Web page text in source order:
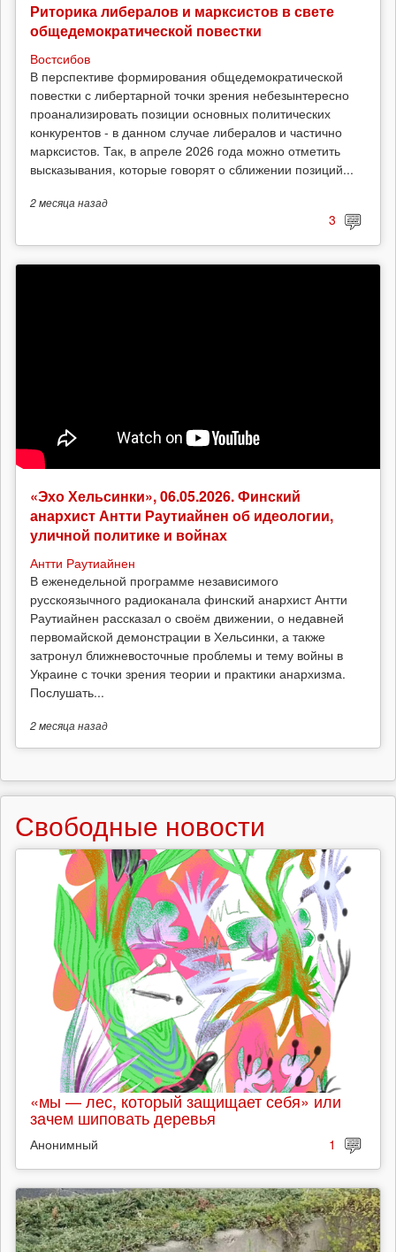
Риторика либералов и марксистов в свете
общедемократической повестки
Востсибов
В перспективе формирования общедемократической
повестки с либертарной точки зрения небезынтересно
проанализировать позиции основных политических
конкурентов - в данном случае либералов и частично
марксистов. Так, в апреле 2026 года можно отметить
высказывания, которые говорят о сближении позиций...
2 месяцаназад
3
«Эхо Хельсинки», 06.05.2026. Финский
анархист Антти Раутиайнен об идеологии,
уличной политике и войнах
Антти Раутиайнен
В еженедельной программе независимого
русскоязычного радиоканала финский анархист Антти
Раутиайнен рассказал о своём движении, о недавней
первомайской демонстрации в Хельсинки, а также
затронул ближневосточные проблемы и тему войны в
Украине с точки зрения теории и практики анархизма.
Послушать...
2 месяцаназад
Свободные новости
«мы — лес, который защищает себя» или
зачем шиповать деревья
Анонимный 1